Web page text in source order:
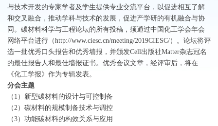
与技术开发的专家学者及学生提供专业交流平台，以促进相互了解
和交叉融合，推动学科与技术的发展，促进产学研的有机融合与协
同。碳材料科学与工程论坛的所有投稿，须通过中国化工学会年会
网络平台进行（http://www.ciesc.cn/meeting/2019CIESC/）。论坛将评
选一批优秀口头报告和优秀墙报，并颁发Cell出版社Matter杂志冠名
的最佳报告人和最佳墙报证书。优秀会议文章，经评审后，将在
《化工学报》作为专辑发表。
分会主题
（1）新型碳材料的设计与可控制备
（2）碳材料的规模制备技术与调控
（3）功能碳材料的构效关系与应用